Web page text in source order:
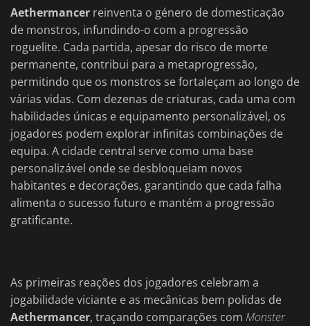
Aethermancer reinventa o género de domesticação
de monstros, infundindo-o com a progressão
roguelite. Cada partida, apesar do risco de morte
permanente, contribui para a metaprogressão,
permitindo que os monstros se fortaleçam ao longo de
várias vidas. Com dezenas de criaturas, cada uma com
habilidades únicas e equipamento personalizável, os
jogadores podem explorar infinitas combinações de
equipa. A cidade central serve como uma base
personalizável onde se desbloqueiam novos
habitantes e decorações, garantindo que cada falha
alimenta o sucesso futuro e mantém a progressão
gratificante.
As primeiras reações dos jogadores celebram a
jogabilidade viciante e as mecânicas bem polidas de
Aethermancer, traçando comparações com Monster